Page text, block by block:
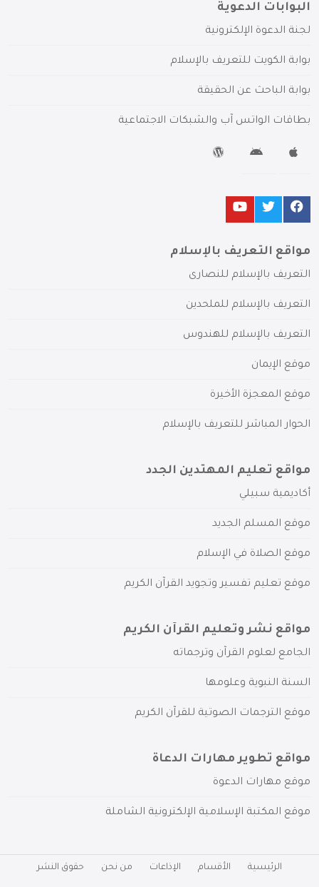
البوابات الدعوية
لجنة الدعوة الإلكترونية
بوابة الكويت للتعريف بالإسلام
بوابة الباحث عن الحقيقة
بطاقات الواتس آب والشبكات الاجتماعية
مواقع التعريف بالإسلام
التعريف بالإسلام للنصارى
التعريف بالإسلام للملحدين
التعريف بالإسلام للهندوس
موقع الإيمان
موقع المعجزة الأخيرة
الحوار المباشر للتعريف بالإسلام
مواقع تعليم المهتدين الجدد
أكاديمية سبيلي
موقع المسلم الجديد
موقع الصلاة في الإسلام
موقع تعليم تفسير وتجويد القرآن الكريم
مواقع نشر وتعليم القرآن الكريم
الجامع لعلوم القرآن وترجماته
السنة النبوية وعلومها
موقع الترجمات الصوتية للقرآن الكريم
مواقع تطوير مهارات الدعاة
موقع مهارات الدعوة
موقع المكتبة الإسلامية الإلكترونية الشاملة
الرئيسية الأقسام الإذاعات من نحن حقوق النشر